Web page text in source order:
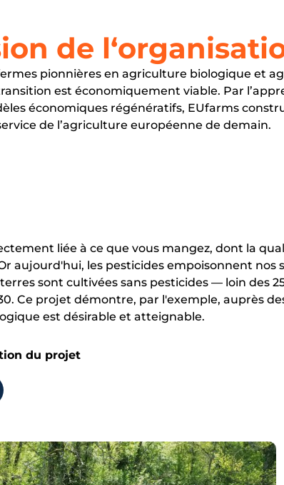
de
pionnières en agriculture biologique et
est économiquement viable. Par
économiques régénératifs, EUfarms
de l’agriculture européenne de demain.
liée à ce que vous mangez, dont la
aujourd'hui, les pesticides empoisonnent nos
terres sont cultivées sans pesticides — loin des
Ce projet démontre, par l'exemple, auprès
est désirable et atteignable.
du projet